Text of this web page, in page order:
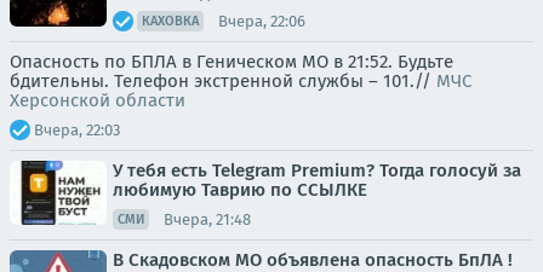
КАХОВКА Вчера, 22:06
Опасность по БПЛА в Геническом МО в 21:52. Будьте
бдительны. Телефон экстренной службы – 101.// МЧС
Херсонской области
Вчера, 22:03
У тебя есть Telegram Premium? Тогда голосуй за
любимую Таврию по ССЫЛКЕ
СМИ Вчера, 21:48
В Скадовском МО объявлена опасность БпЛА !